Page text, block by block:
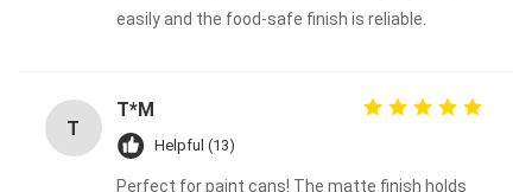
easily and the food-safe finish is reliable.
T
T*M
Helpful (13)
Perfect for paint cans! The matte finish holds